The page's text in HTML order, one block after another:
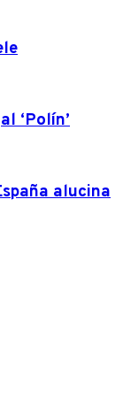
‘Polín’
alucina